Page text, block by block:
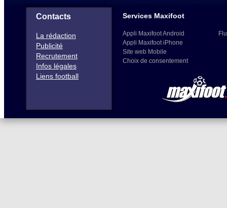
Contacts
La rédaction
Publicité
Recrutement
Infos légales
Liens football
Services Maxifoot
Appli Maxifoot Android
Appli Maxifoot iPhone
Site web Mobile
Choix de consentement